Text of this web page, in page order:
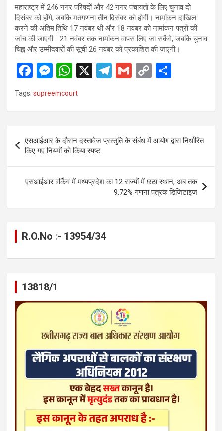
महाराष्ट्र में 246 नगर परिषदों और 42 नगर पंचायतों के लिए चुनाव दो
दिसंबर को होंगे, जबकि मतगणना तीन दिसंबर को होगी। नामांकन दाखिल
करने की अंतिम तिथि 17 नवंबर थी और 18 नवंबर को नामांकन पत्रों की
जांच की जाएगी। 21 नवंबर तक नामांकन वापस लिए जा सकेंगे, जबकि चुनाव
चिह्न और उम्मीदवारों की सूची 26 नवंबर को प्रकाशित की जाएगी।
F
ce
o
o
k
M
se
g
er
W
h
at
A
p
p
X
T
a
m
G
C
n
Tags: supreemcourt
navigation
एसआईआर के दौरान दस्तावेज प्रस्तुति के संबंध में आयोग द्वारा निर्धारित
किए गए नियमों को किया स्पष्ट
एसआईआर वर्किंग में मध्यप्रदेश का 12 राज्यों में छठा स्थान, अब तक
9.72% गणना पत्रक डिजिटाइज
R.O.No :- 13954/34
13818/1